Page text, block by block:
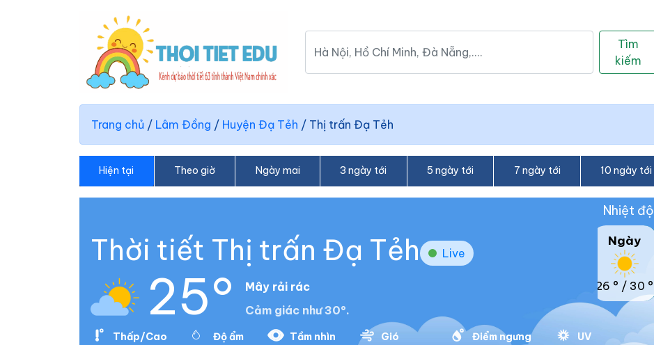
Tìm
kiếm
Trang chủ / Lâm Đồng / Huyện Đạ Tẻh / Thị trấn Đạ Tẻh
Hiện tại Theo giờ Ngày mai 3 ngày tới 5 ngày tới 7 ngày tới 10 ngày tới
Thời tiết Thị trấn Đạ Tẻh Live
25°
Mây rải rác
Cảm giác như 30°.
Thấp/Cao
Độ ẩm
Tầm nhìn
Gió
Điểm ngưng
UV
Nhiệt độ
Ngày
26 ° / 30 °